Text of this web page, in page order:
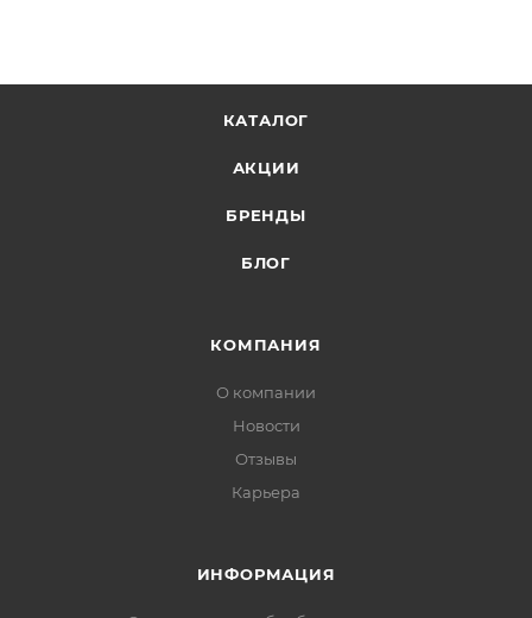
КАТАЛОГ
АКЦИИ
БРЕНДЫ
БЛОГ
КОМПАНИЯ
О компании
Новости
Отзывы
Карьера
ИНФОРМАЦИЯ